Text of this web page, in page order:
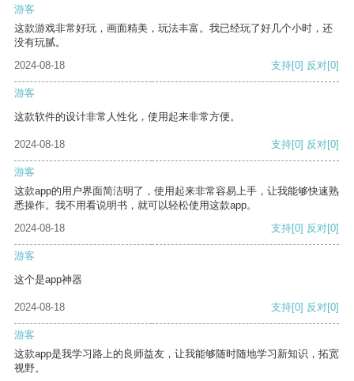
游客
这款游戏非常好玩，画面精美，玩法丰富。我已经玩了好几个小时，还
没有玩腻。
2024-08-18
支持[0] 反对[0]
游客
这款软件的设计非常人性化，使用起来非常方便。
2024-08-18 支持[0] 反对[0]
游客
这款app的用户界面简洁明了，使用起来非常容易上手，让我能够快速熟
悉操作。我不用看说明书，就可以轻松使用这款app。
2024-08-18
支持[0] 反对[0]
游客
这个是app神器
2024-08-18 支持[0] 反对[0]
游客
这款app是我学习路上的良师益友，让我能够随时随地学习新知识，拓宽
视野。